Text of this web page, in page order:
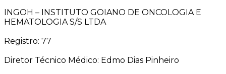
INGOH – INSTITUTO GOIANO DE ONCOLOGIA E
HEMATOLOGIA S/S LTDA
Registro: 77
Diretor Técnico Médico: Edmo Dias Pinheiro